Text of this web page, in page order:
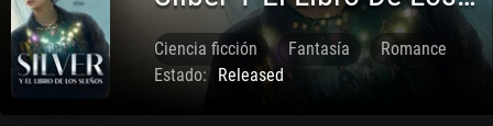
Ciencia ficción Fantasía
Romance
Nov. 06 2023
Estado: Released